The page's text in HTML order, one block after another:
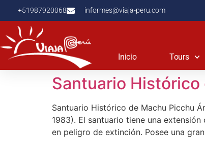
+51987920068 informes@viaja-peru.com
Inicio Tours
Santuario Histórico
Santuario Histórico de Machu Picchu
1983). El santuario tiene una
en peligro de extinción. Posee una